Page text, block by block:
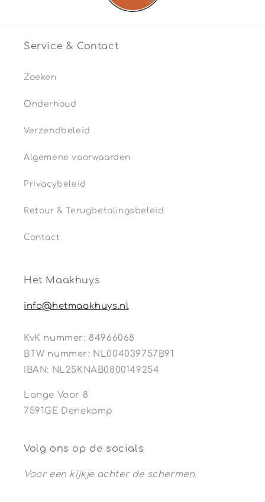
Service & Contact
Zoeken
Onderhoud
Verzendbeleid
Algemene voorwaarden
Privacybeleid
Retour & Terugbetalingsbeleid
Contact
Het Maakhuys
info@hetmaakhuys.nl
KvK nummer: 84966068
BTW nummer: NL004039757B91
IBAN: NL25KNAB0800149254
Lange Voor 8
7591GE Denekamp
Volg ons op de socials
Voor een kijkje achter de schermen.